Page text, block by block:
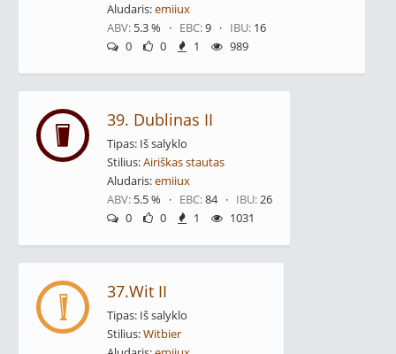
Aludaris:emiiux
ABV: 5.3 % · EBC:9 · IBU: 16
0
0 1 989
39. Dublinas II
Tipas: Iš salyklo
Stilius:Airiškas stautas
Aludaris:emiiux
ABV: 5.5 % · EBC:84 · IBU:26
0
0 1 1031
37.Wit II
Tipas: Iš salyklo
Stilius:Witbier